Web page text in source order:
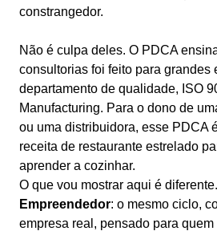
constrangedor.
Não é culpa deles. O PDCA
consultorias foi feito para grandes
departamento de qualidade, ISO
Manufacturing. Para o dono de
ou uma distribuidora, esse PDCA
receita de restaurante estrelado
aprender a cozinhar.
O que vou mostrar aqui é
Empreendedor: o mesmo ciclo,
empresa real, pensado para